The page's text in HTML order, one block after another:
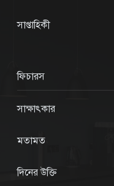
সাপ্তাহিকী
ফিচারস
সাক্ষাৎকার
মতামত
দিনের উক্তি